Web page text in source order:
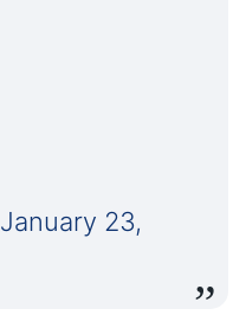
January 23,